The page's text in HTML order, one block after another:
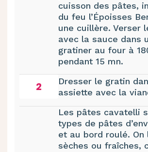
cuisson des pâtes,
du feu l’Époisses
une cuillère. Verser
avec la sauce dans
gratiner au four à
pendant 15 mn.
2
Dresser le gratin
assiette avec la
Les pâtes cavatelli
types de pâtes
et au bord roulé. On
sèches ou fraîches,